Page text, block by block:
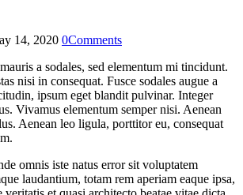
14, 2020 0Comments
a sodales, sed elementum mi tincidunt.
nisi in consequat. Fusce sodales augue a
ipsum eget blandit pulvinar. Integer
Vivamus elementum semper nisi. Aenean
Aenean leo ligula, porttitor eu, consequat
omnis iste natus error sit voluptatem
laudantium, totam rem aperiam eaque ipsa,